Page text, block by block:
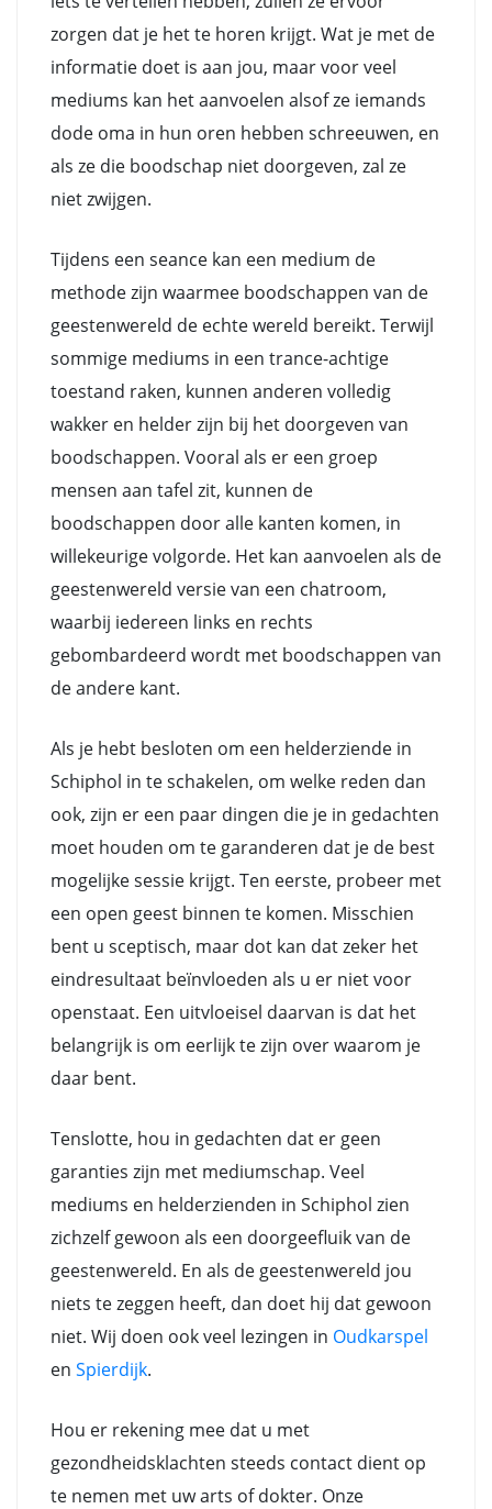
zorgen dat je het te horen krijgt. Wat je met de
informatie doet is aan jou, maar voor veel
mediums kan het aanvoelen alsof ze iemands
dode oma in hun oren hebben schreeuwen, en
als ze die boodschap niet doorgeven, zal ze
niet zwijgen.
Tijdens een seance kan een medium de
methode zijn waarmee boodschappen van de
geestenwereld de echte wereld bereikt. Terwijl
sommige mediums in een trance-achtige
toestand raken, kunnen anderen volledig
wakker en helder zijn bij het doorgeven van
boodschappen. Vooral als er een groep
mensen aan tafel zit, kunnen de
boodschappen door alle kanten komen, in
willekeurige volgorde. Het kan aanvoelen als de
geestenwereld versie van een chatroom,
waarbij iedereen links en rechts
gebombardeerd wordt met boodschappen van
de andere kant.
Als je hebt besloten om een helderziende in
Schiphol in te schakelen, om welke reden dan
ook, zijn er een paar dingen die je in gedachten
moet houden om te garanderen dat je de best
mogelijke sessie krijgt. Ten eerste, probeer met
een open geest binnen te komen. Misschien
bent u sceptisch, maar dot kan dat zeker het
eindresultaat beïnvloeden als u er niet voor
openstaat. Een uitvloeisel daarvan is dat het
belangrijk is om eerlijk te zijn over waarom je
daar bent.
Tenslotte, hou in gedachten dat er geen
garanties zijn met mediumschap. Veel
mediums en helderzienden in Schiphol zien
zichzelf gewoon als een doorgeefluik van de
geestenwereld. En als de geestenwereld jou
niets te zeggen heeft, dan doet hij dat gewoon
niet. Wij doen ook veel lezingen in Oudkarspel
en Spierdijk.
Hou er rekening mee dat u met
gezondheidsklachten steeds contact dient op
te nemen met uw arts of dokter. Onze